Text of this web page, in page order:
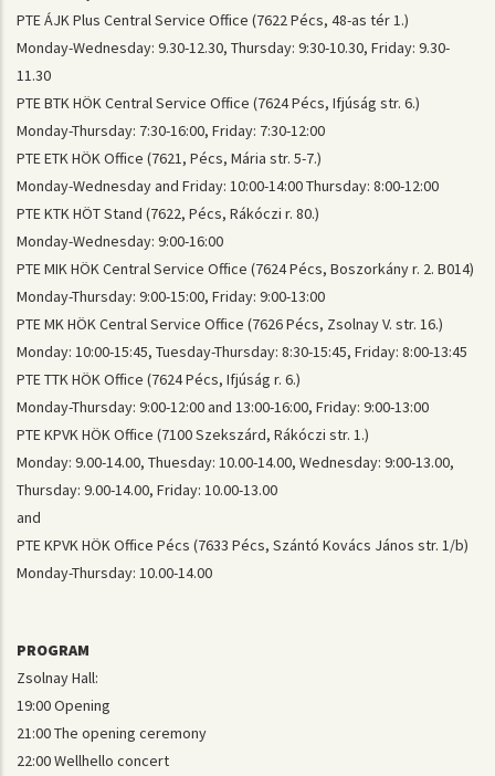
PTE ÁJK Plus Central Service Office (7622 Pécs, 48-as tér 1.)
Monday-Wednesday: 9.30-12.30, Thursday: 9:30-10.30, Friday: 9.30-
11.30
PTE BTK HÖK Central Service Office (7624 Pécs, Ifjúság str. 6.)
Monday-Thursday: 7:30-16:00, Friday: 7:30-12:00
PTE ETK HÖK Office (7621, Pécs, Mária str. 5-7.)
Monday-Wednesday and Friday: 10:00-14:00 Thursday: 8:00-12:00
PTE KTK HÖT Stand (7622, Pécs, Rákóczi r. 80.)
Monday-Wednesday: 9:00-16:00
PTE MIK HÖK Central Service Office (7624 Pécs, Boszorkány r. 2. B014)
Monday-Thursday: 9:00-15:00, Friday: 9:00-13:00
PTE MK HÖK Central Service Office (7626 Pécs, Zsolnay V. str. 16.)
Monday: 10:00-15:45, Tuesday-Thursday: 8:30-15:45, Friday: 8:00-13:45
PTE TTK HÖK Office (7624 Pécs, Ifjúság r. 6.)
Monday-Thursday: 9:00-12:00 and 13:00-16:00, Friday: 9:00-13:00
PTE KPVK HÖK Office (7100 Szekszárd, Rákóczi str. 1.)
Monday: 9.00-14.00, Thuesday: 10.00-14.00, Wednesday: 9:00-13.00,
Thursday: 9.00-14.00, Friday: 10.00-13.00
and
PTE KPVK HÖK Office Pécs (7633 Pécs, Szántó Kovács János str. 1/b)
Monday-Thursday: 10.00-14.00
PROGRAM
Zsolnay Hall:
19:00 Opening
21:00 The opening ceremony
22:00 Wellhello concert